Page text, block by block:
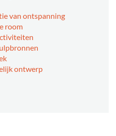
van ontspanning
room
ontwerp